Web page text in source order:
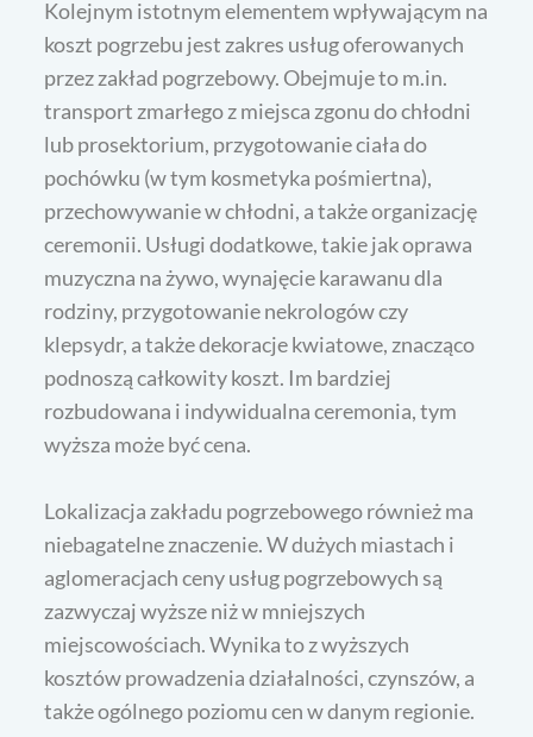
Kolejnym istotnym elementem wpływającym na
koszt pogrzebu jest zakres usług oferowanych
przez zakład pogrzebowy. Obejmuje to m.in.
transport zmarłego z miejsca zgonu do chłodni
lub prosektorium, przygotowanie ciała do
pochówku (w tym kosmetyka pośmiertna),
przechowywanie w chłodni, a także organizację
ceremonii. Usługi dodatkowe, takie jak oprawa
muzyczna na żywo, wynajęcie karawanu dla
rodziny, przygotowanie nekrologów czy
klepsydr, a także dekoracje kwiatowe, znacząco
podnoszą całkowity koszt. Im bardziej
rozbudowana i indywidualna ceremonia, tym
wyższa może być cena.
Lokalizacja zakładu pogrzebowego również ma
niebagatelne znaczenie. W dużych miastach i
aglomeracjach ceny usług pogrzebowych są
zazwyczaj wyższe niż w mniejszych
miejscowościach. Wynika to z wyższych
kosztów prowadzenia działalności, czynszów, a
także ogólnego poziomu cen w danym regionie.